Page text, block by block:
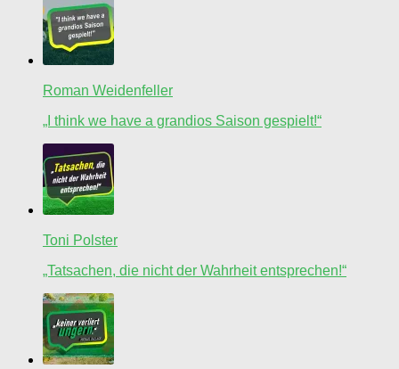
Roman Weidenfeller
„I think we have a grandios Saison gespielt!“
Toni Polster
„Tatsachen, die nicht der Wahrheit entsprechen!“